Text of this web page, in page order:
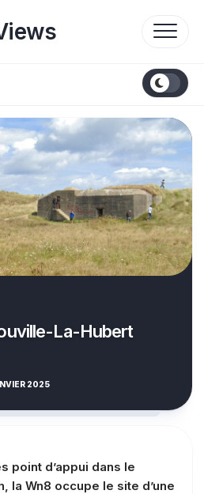
La-Hubert
2025
point d’appui dans le
la Wn8 occupe le site d’une